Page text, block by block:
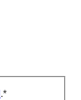
.*